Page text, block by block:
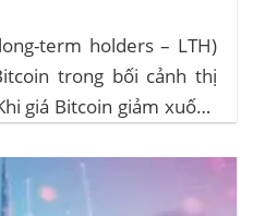
term holders – LTH)
trong bối cảnh thị
giá Bitcoin giảm xuống
mua bị xóa...